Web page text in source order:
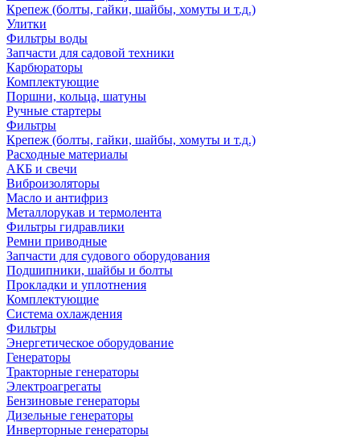
Крепеж (болты, гайки, шайбы, хомуты и т.д.)
Улитки
Фильтры воды
Запчасти для садовой техники
Карбюраторы
Комплектующие
Поршни, кольца, шатуны
Ручные стартеры
Фильтры
Крепеж (болты, гайки, шайбы, хомуты и т.д.)
Расходные материалы
АКБ и свечи
Виброизоляторы
Масло и антифриз
Металлорукав и термолента
Фильтры гидравлики
Ремни приводные
Запчасти для судового оборудования
Подшипники, шайбы и болты
Прокладки и уплотнения
Комплектующие
Система охлаждения
Фильтры
Энергетическое оборудование
Генераторы
Тракторные генераторы
Электроагрегаты
Бензиновые генераторы
Дизельные генераторы
Инверторные генераторы